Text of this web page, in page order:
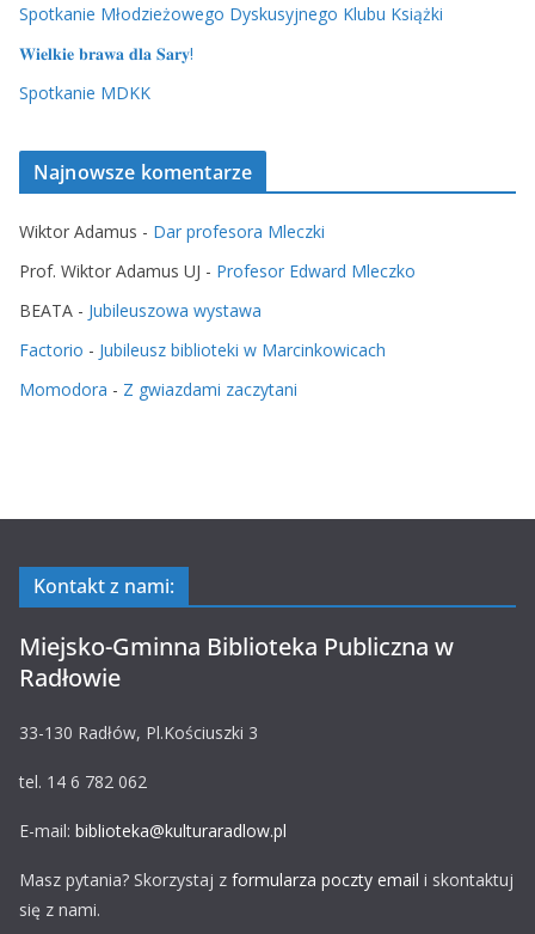
Spotkanie Młodzieżowego Dyskusyjnego Klubu Książki
𝐖𝐢𝐞𝐥𝐤𝐢𝐞 𝐛𝐫𝐚𝐰𝐚 𝐝𝐥𝐚 𝐒𝐚𝐫𝐲!
Spotkanie MDKK
Najnowsze komentarze
Wiktor Adamus - Dar profesora Mleczki
Prof. Wiktor Adamus UJ - Profesor Edward Mleczko
BEATA - Jubileuszowa wystawa
Factorio - Jubileusz biblioteki w Marcinkowicach
Momodora - Z gwiazdami zaczytani
Kontakt z nami:
Miejsko-Gminna Biblioteka Publiczna w
Radłowie
33-130 Radłów, Pl.Kościuszki 3
tel. 14 6 782 062
E-mail: biblioteka@kulturaradlow.pl
Masz pytania? Skorzystaj z formularza poczty email i skontaktuj
się z nami.